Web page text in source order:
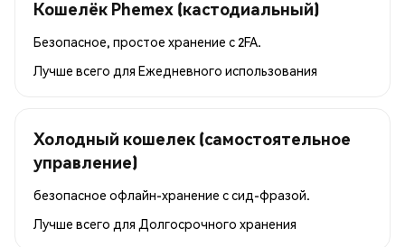
Кошелёк Phemex (кастодиальный)
Безопасное, простое хранение с 2FA.
Лучше всего для Ежедневного использования
Холодный кошелек (самостоятельное
управление)
безопасное офлайн-хранение с сид-фразой.
Лучше всего для Долгосрочного хранения